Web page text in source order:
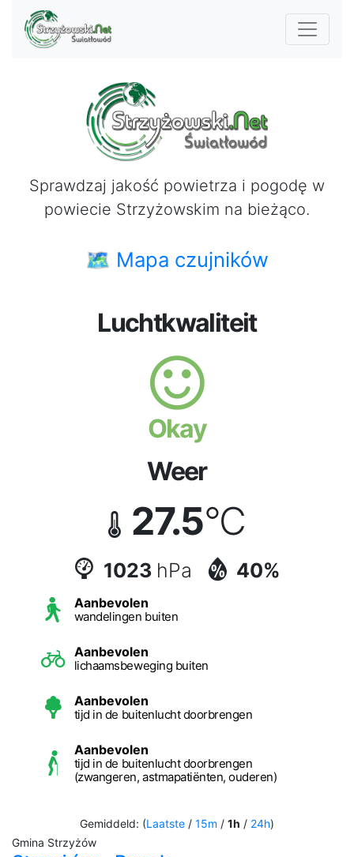
Sprawdzaj jakość powietrza i pogodę w
powiecie Strzyżowskim na bieżąco.
🗺 Mapa czujników
Luchtkwaliteit
Okay
Weer
27.5°C
1023 hPa 40%
Aanbevolen
wandelingen buiten
Aanbevolen
lichaamsbeweging buiten
Aanbevolen
tijd in de buitenlucht doorbrengen
Aanbevolen
tijd in de buitenlucht doorbrengen
(zwangeren, astmapatiënten, ouderen)
Gemiddeld: (Laatste / 15m / 1h / 24h)
Gmina Strzyżów